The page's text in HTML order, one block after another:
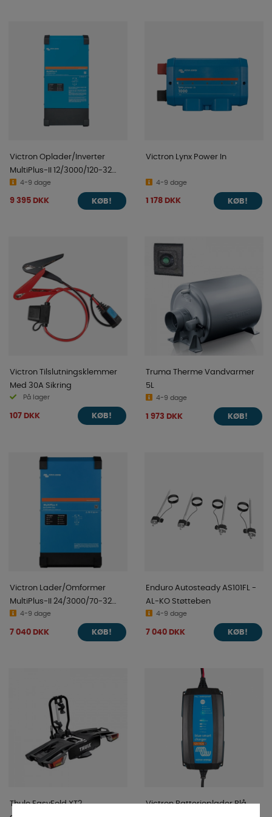
Victron Oplader/Inverter
MultiPlus-II 12/3000/120-32
230V4-9 dage
9 395 DKK KØB!
Victron Lynx Power In
4-9 dage
1 178 DKK KØB!
Victron Tilslutningsklemmer
Med 30A Sikring
På lager
107 DKK KØB!
Truma Therme Vandvarmer
5L
4-9 dage
1 973 DKK KØB!
Victron Lader/Omformer
MultiPlus-II 24/3000/70-32
230V4-9 dage
7 040 DKK KØB!
Enduro Autosteady AS101FL -
AL-KO Støtteben
4-9 dage
7 040 DKK KØB!
Thule EasyFold XT2
Victron Batterioplader Blå